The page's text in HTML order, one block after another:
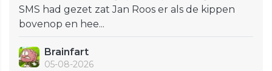
SMS had gezet zat Jan Roos er als de kippen
bovenop en hee...
Brainfart
05-08-2026